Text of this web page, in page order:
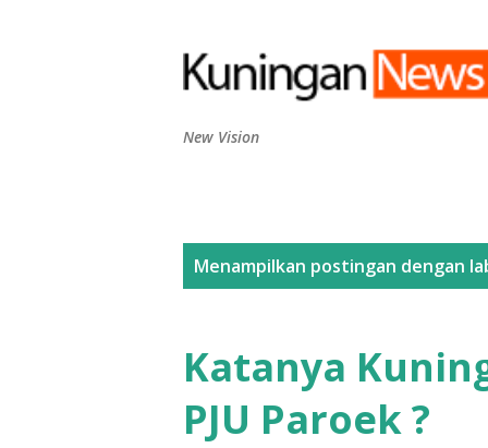
New Vision
Menampilkan postingan dengan
Katanya
PJU Paroek ?